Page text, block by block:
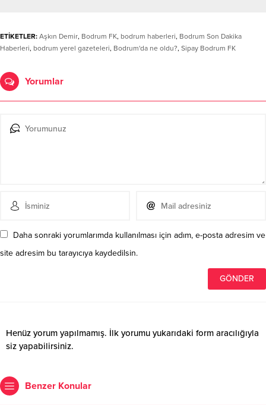
ETİKETLER: Aşkın Demir, Bodrum FK, bodrum haberleri, Bodrum Son Dakika
Haberleri, bodrum yerel gazeteleri, Bodrum'da ne oldu?, Sipay Bodrum FK
Yorumlar
Daha sonraki yorumlarımda kullanılması için adım, e-posta adresim ve
site adresim bu tarayıcıya kaydedilsin.
Henüz yorum yapılmamış. İlk yorumu yukarıdaki form aracılığıyla
siz yapabilirsiniz.
Benzer Konular